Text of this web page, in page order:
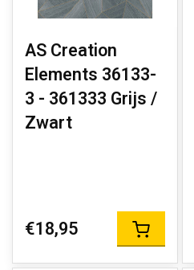
AS Creation
Elements 36133-
3 - 361333 Grijs /
Zwart
€18,95